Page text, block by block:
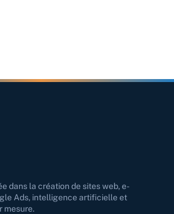
dans la création de sites web, e-
Ads, intelligence artificielle et
mesure.